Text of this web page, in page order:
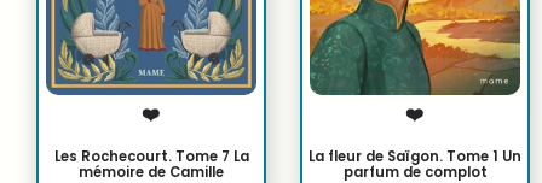
❤️
Les Rochecourt. Tome 7 La
mémoire de Camille
❤️
La fleur de Saïgon. Tome 1 Un
parfum de complot